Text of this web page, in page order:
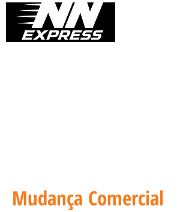
Mudança Comercial